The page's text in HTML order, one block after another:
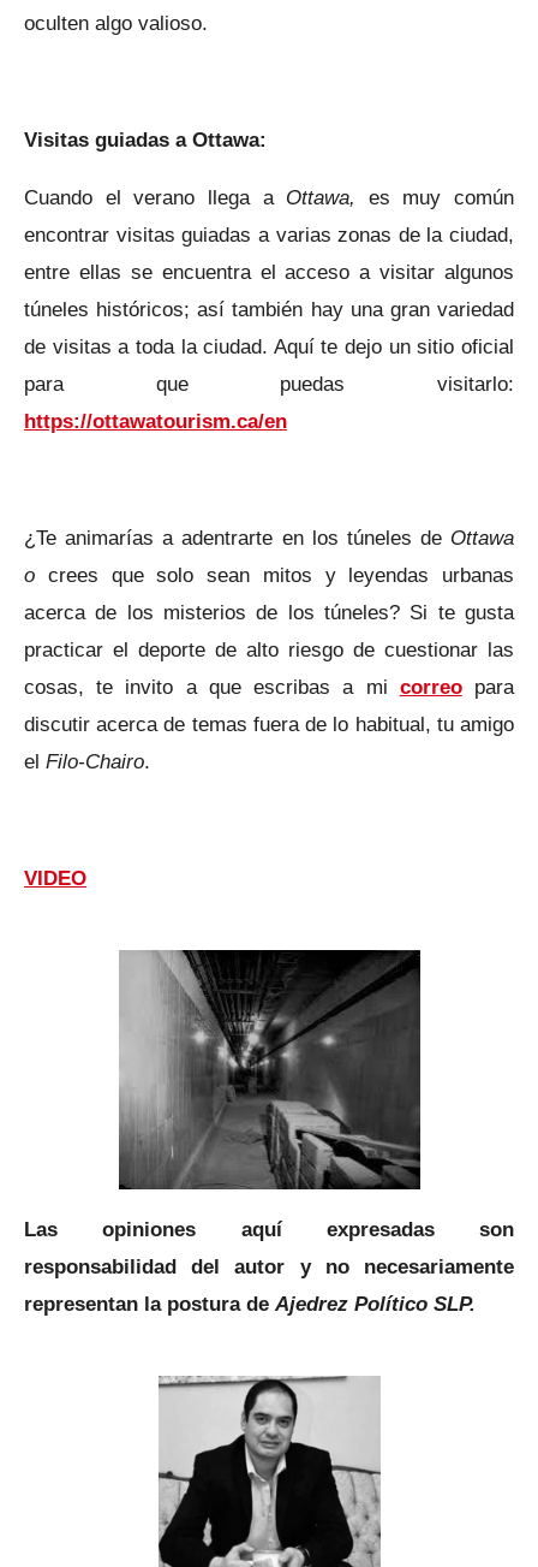
oculten algo valioso.
Visitas guiadas a Ottawa:
Cuando el verano llega a Ottawa,
es muy común
encontrar visitas guiadas a varias zonas de la ciudad,
entre ellas se encuentra el acceso a visitar algunos
túneles históricos; así también hay una gran variedad
de visitas a toda la ciudad. Aquí te dejo un sitio oficial
para que puedas visitarlo:
https://ottawatourism.ca/en
¿Te animarías a adentrarte en los túneles de Ottawa
o crees que solo sean mitos y leyendas urbanas
acerca de los misterios de los túneles? Si te gusta
practicar el deporte de alto riesgo de cuestionar las
cosas, te invito a que escribas a mi correopara
discutir acerca de temas fuera de lo habitual, tu amigo
el Filo-Chairo.
VIDEO
Las opiniones aquí expresadas son
responsabilidad del autor y no necesariamente
representan la postura de Ajedrez Político SLP.